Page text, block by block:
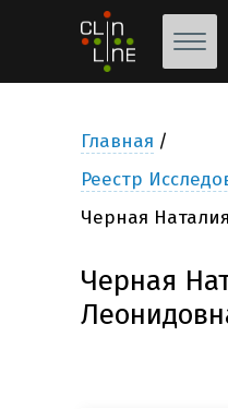
Главная
Реестр
Черная
Черная